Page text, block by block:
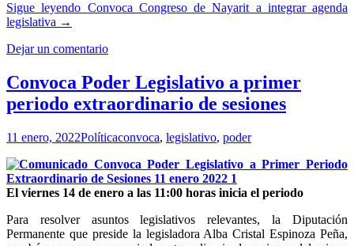
Sigue leyendo Convoca Congreso de Nayarit a integrar agenda
legislativa →
Dejar un comentario
Convoca Poder Legislativo a primer
periodo extraordinario de sesiones
11 enero, 2022Políticaconvoca, legislativo, poder
El viernes 14 de enero a las 11:00 horas inicia el periodo
Para resolver asuntos legislativos relevantes, la Diputación
Permanente que preside la legisladora Alba Cristal Espinoza Peña,